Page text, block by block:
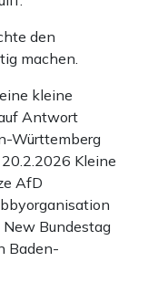
den
machen.
kleine
Antwort
Württemberg
Kleine
AfD
New Bundestag
Baden-